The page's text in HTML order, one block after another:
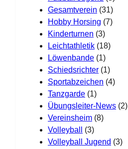
Gesamtverein (31)
Hobby Horsing (7)
Kinderturnen (3)
Leichtathletik (18)
Löwenbande (1)
Schiedsrichter (1)
Sportabzeichen (4)
Tanzgarde (1)
Übungsleiter-News (2)
Vereinsheim (8)
Volleyball
(3)
Volleyball Jugend (3)